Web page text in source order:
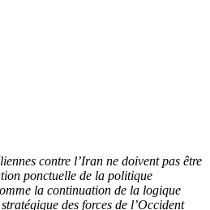
contre l’Iran ne doivent pas être
ponctuelle de la politique
la continuation de la logique
des forces de l’Occident